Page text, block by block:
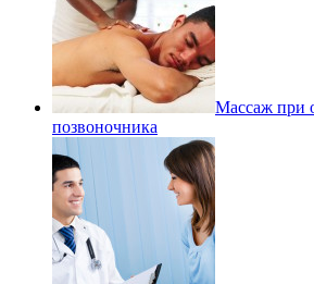
Массаж при
позвоночника